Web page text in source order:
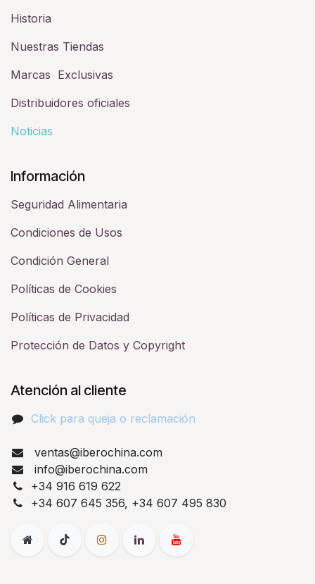
Historia​
Nuestras Tiendas
Marcas Exclusivas
Distribuidores oficiales
Noticias
Información
Seguridad Alimentaria
Condiciones de Usos
Condición General
Políticas de Cookies
Políticas de Privacidad
Protección de Datos y Copyright
Atención al cliente
Click para queja o reclamación​
ventas@iberochina.com
info@iberochina.com
+34 916 619 622
+34 607 645 356, +34 607 495 830